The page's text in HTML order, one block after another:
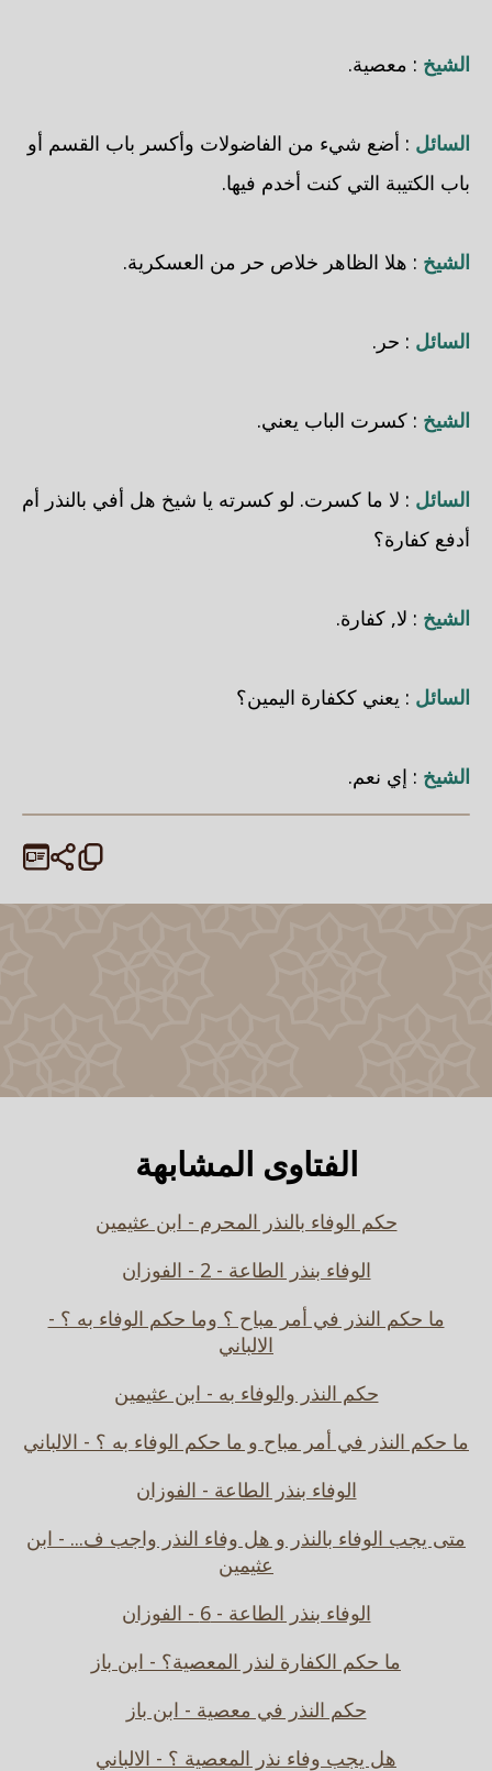
الشيخ : معصية.
السائل : أضع شيء من الفاضولات وأكسر باب القسم أو
باب الكتيبة التي كنت أخدم فيها.
الشيخ : هلا الظاهر خلاص حر من العسكرية.
السائل : حر.
الشيخ : كسرت الباب يعني.
السائل : لا ما كسرت. لو كسرته يا شيخ هل أفي بالنذر أم
أدفع كفارة؟
الشيخ : لا, كفارة.
السائل : يعني ككفارة اليمين؟
الشيخ : إي نعم.
الفتاوى المشابهة
حكم الوفاء بالنذر المحرم - ابن عثيمين
الوفاء بنذر الطاعة - 2 - الفوزان
ما حكم النذر في أمر مباح ؟ وما حكم الوفاء به ؟ -
الالباني
حكم النذر والوفاء به - ابن عثيمين
ما حكم النذر في أمر مباح و ما حكم الوفاء به ؟ - الالباني
الوفاء بنذر الطاعة - الفوزان
متى يجب الوفاء بالنذر و هل وفاء النذر واجب ف... - ابن
عثيمين
الوفاء بنذر الطاعة - 6 - الفوزان
ما حكم الكفارة لنذر المعصية؟ - ابن باز
حكم النذر في معصية - ابن باز
هل يجب وفاء نذر المعصية ؟ - الالباني